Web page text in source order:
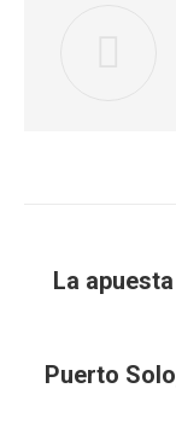
entre
La
Puerto